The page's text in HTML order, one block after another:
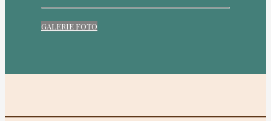
GALERIE FOTO